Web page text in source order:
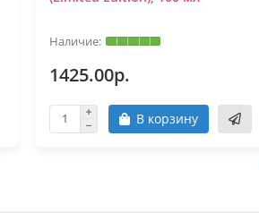
1425.00р.
В корзину